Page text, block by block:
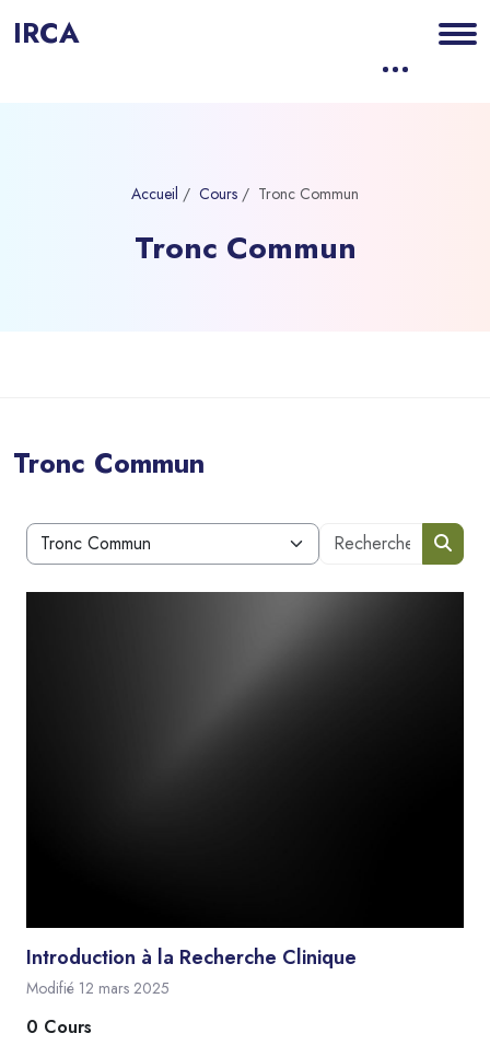
IRCA
Accueil Cours Tronc Commun
Tronc Commun
Tronc Commun
Blocs
Catégories de cours
Introduction à la Recherche Clinique
Modifié 12 mars 2025
0 Cours